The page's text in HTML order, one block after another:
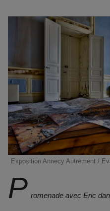
Exposition Annecy Autrement /
P romenade avec Eric